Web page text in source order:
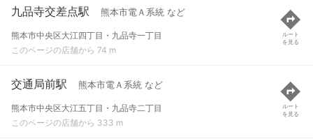
九品寺交差点駅 熊本市電Ａ系統 など
熊本市中央区大江四丁目・九品寺一丁目
このページの店舗から 74 m
ルート
を見る
交通局前駅 熊本市電Ａ系統 など
熊本市中央区大江五丁目・九品寺二丁目
このページの店舗から 333 m
ルート
を見る